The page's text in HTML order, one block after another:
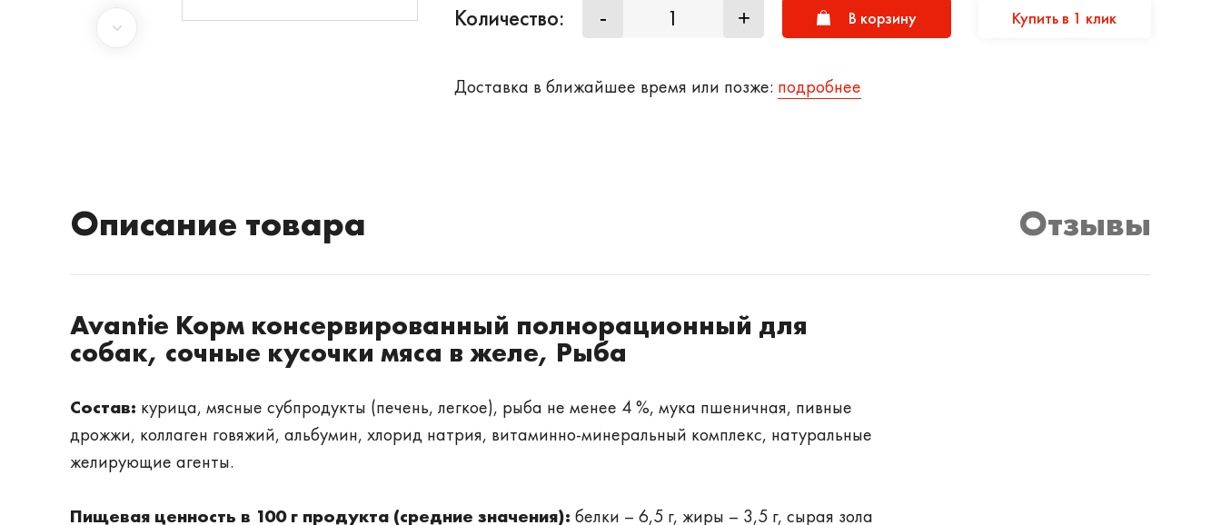
Количество: - + В корзину Купить в 1 клик
Доставка в ближайшее время или позже: подробнее
Описание товара Отзывы
Avantie Корм консервированный полнорационный для
собак, сочные кусочки мяса в желе, Рыба
Состав: курица, мясные субпродукты (печень, легкое), рыба не менее 4 %, мука пшеничная, пивные
дрожжи, коллаген говяжий, альбумин, хлорид натрия, витаминно-минеральный комплекс, натуральные
желирующие агенты.
Пищевая ценность в 100 г продукта (средние значения): белки – 6,5 г, жиры – 3,5 г, сырая зола